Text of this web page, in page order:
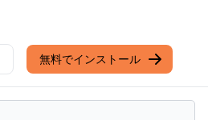
無料でインストール